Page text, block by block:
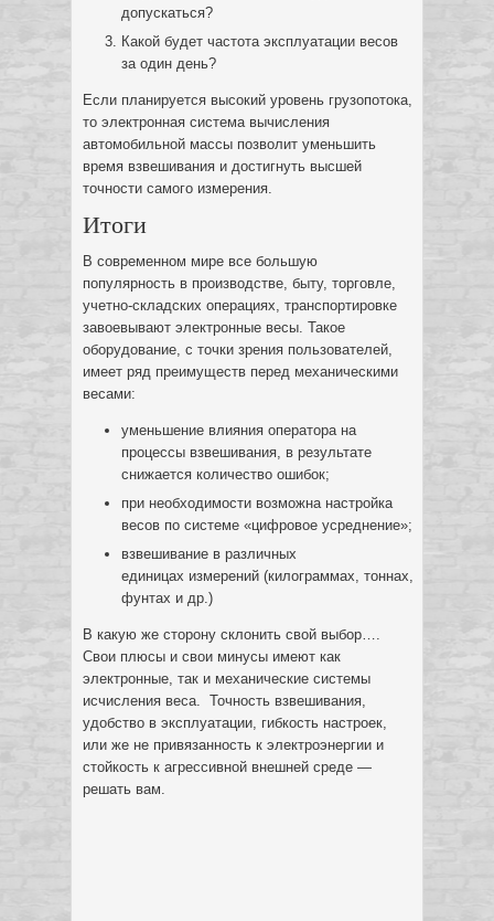
допускаться?
Какой будет частота эксплуатации весов
за один день?
Если планируется высокий уровень грузопотока,
то электронная система вычисления
автомобильной массы позволит уменьшить
время взвешивания и достигнуть высшей
точности самого измерения.
Итоги
В современном мире все большую
популярность в производстве, быту, торговле,
учетно-складских операциях, транспортировке
завоевывают электронные весы. Такое
оборудование, с точки зрения пользователей,
имеет ряд преимуществ перед механическими
весами:
уменьшение влияния оператора на
процессы взвешивания, в результате
снижается количество ошибок;
при необходимости возможна настройка
весов по системе «цифровое усреднение»;
взвешивание в различных
единицах измерений (килограммах, тоннах,
фунтах и др.)
В какую же сторону склонить свой выбор….
Свои плюсы и свои минусы имеют как
электронные, так и механические системы
исчисления веса. Точность взвешивания,
удобство в эксплуатации, гибкость настроек,
или же не привязанность к электроэнергии и
стойкость к агрессивной внешней среде —
решать вам.